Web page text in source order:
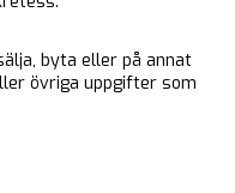
byta eller på annat
övriga uppgifter som